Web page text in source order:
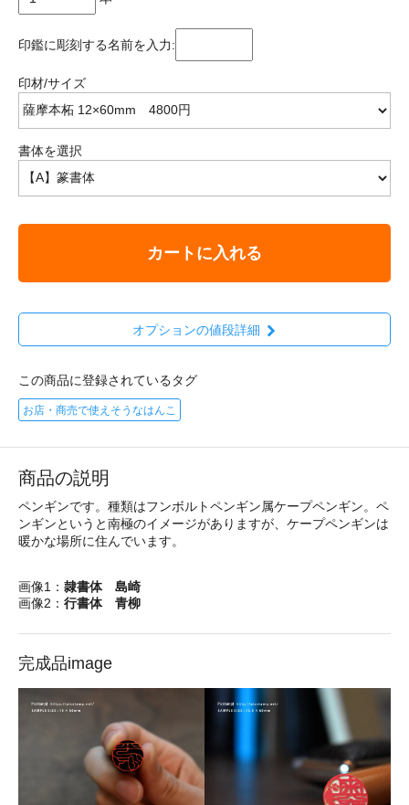
印鑑に彫刻する名前を入力:
印材/サイズ
書体を選択
カートに入れる
オプションの値段詳細
この商品に登録されているタグ
お店・商売で使えそうなはんこ
商品の説明
ペンギンです。種類はフンボルトペンギン属ケープペンギン。ペ
ンギンというと南極のイメージがありますが、ケープペンギンは
暖かな場所に住んでいます。
画像1： 隷書体 島崎
画像2： 行書体 青柳
完成品image